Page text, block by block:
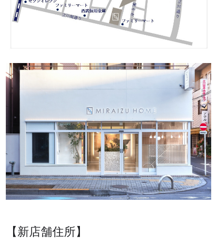
【新店舗住所】